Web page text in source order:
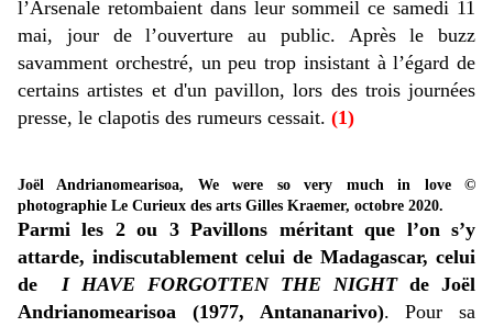
l’Arsenale retombaient dans leur sommeil ce samedi 11
mai, jour de l’ouverture au public. Après le buzz
savamment orchestré, un peu trop insistant à l’égard de
certains artistes et d'un pavillon, lors des trois journées
presse, le clapotis des rumeurs cessait. (1)
Joël Andrianomearisoa, We were so very much in love ©
photographie Le Curieux des arts Gilles Kraemer, octobre 2020.
Parmi les 2 ou 3 Pavillons méritant que l’on s’y
attarde, indiscutablement celui de Madagascar, celui
de I HAVE FORGOTTEN THE NIGHTde Joël
Andrianomearisoa (1977, Antananarivo). Pour sa